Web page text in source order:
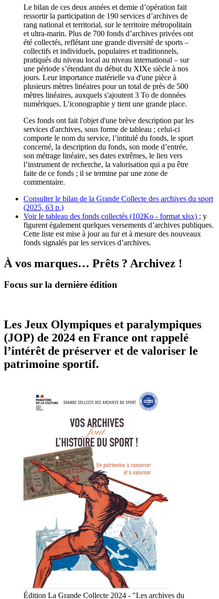
Le bilan de ces deux années et demie d’opération fait
ressortir la participation de 190 services d’archives de
rang national et territorial, sur le territoire métropolitain
et ultra-marin. Plus de 700 fonds d’archives privées ont
été collectés, reflétant une grande diversité de sports –
collectifs et individuels, populaires et traditionnels,
pratiqués du niveau local au niveau international – sur
une période s’étendant du début du XIXe siècle à nos
jours. Leur importance matérielle va d'une pièce à
plusieurs mètres linéaires pour un total de près de 500
mètres linéaires, auxquels s'ajoutent 3 To de données
numériques. L'iconographie y tient une grande place.
Ces fonds ont fait l'objet d'une brève description par les
services d'archives, sous forme de tableau ; celui-ci
comporte le nom du service, l’intitulé du fonds, le sport
concerné, la description du fonds, son mode d’entrée,
son métrage linéaire, ses dates extrêmes, le lien vers
l’instrument de recherche, la valorisation qui a pu être
faite de ce fonds ; il se termine par une zone de
commentaire.
Consulter le bilan de la Grande Collecte des archives du sport
(2025, 63 p.)
Voir le tableau des fonds collectés (102Ko - format xlsx) ; y
figurent également quelques versements d’archives publiques.
Cette liste est mise à jour au fur et à mesure des nouveaux
fonds signalés par les services d’archives.
À vos marques… Prêts ? Archivez !
Focus sur la dernière édition
Les Jeux Olympiques et paralympiques
(JOP) de 2024 en France ont rappelé
l’intérêt de préserver et de valoriser le
patrimoine sportif.
Édition La Grande Collecte 2024 - "Les archives du